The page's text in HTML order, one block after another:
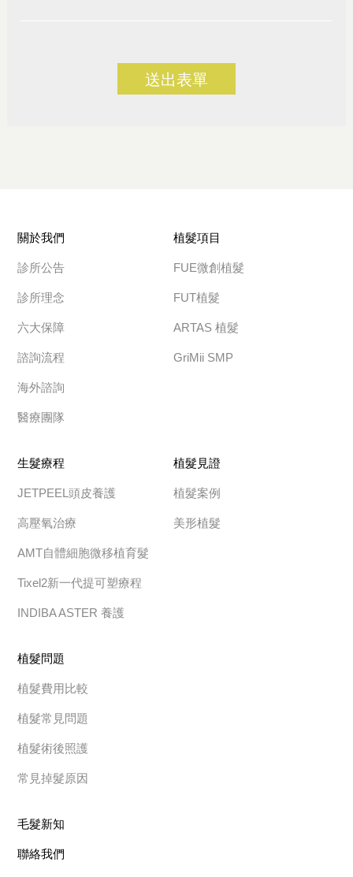
送出表單
關於我們
診所公告
診所理念
六大保障
諮詢流程
海外諮詢
醫療團隊
植髮項目
FUE微創植髮
FUT植髮
ARTAS 植髮
GriMii SMP
生髮療程
JETPEEL頭皮養護
高壓氧治療
AMT自體細胞微移植育髮
Tixel2新一代提可塑療程
INDIBA ASTER 養護
植髮見證
植髮案例
美形植髮
植髮問題
植髮費用比較
植髮常見問題
植髮術後照護
常見掉髮原因
毛髮新知
聯絡我們